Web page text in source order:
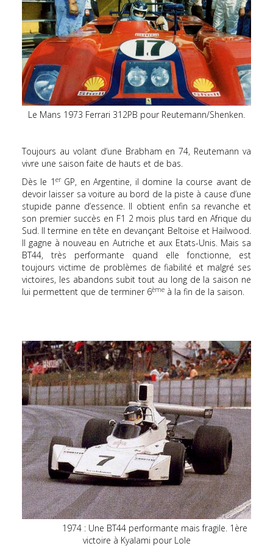
Le Mans 1973 Ferrari 312PB pour Reutemann/Shenken.
Toujours au volant d’une Brabham en 74, Reutemann va
vivre une saison faite de hauts et de bas.
Dès le 1 erGP, en Argentine, il domine la course avant de
devoir laisser sa voiture au bord de la piste à cause d’une
stupide panne d’essence. Il obtient enfin sa revanche et
son premier succès en F1 2 mois plus tard en Afrique du
Sud. Il termine en tête en devançant Beltoise et Hailwood.
Il gagne à nouveau en Autriche et aux Etats-Unis. Mais sa
BT44, très performante quand elle fonctionne, est
toujours victime de problèmes de fiabilité et malgré ses
victoires, les abandons subit tout au long de la saison ne
lui permettent que de terminer 6ème à la fin de la saison.
1974 : Une BT44 performante mais fragile. 1ère
victoire à Kyalami pour Lole